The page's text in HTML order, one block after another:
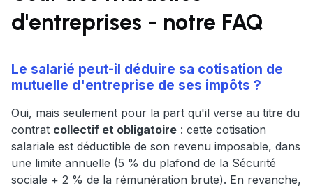
d'entreprises - notre FAQ
Le salarié peut-il déduire sa cotisation de
mutuelle d'entreprise de ses impôts ?
Oui, mais seulement pour la part qu'il verse au titre du
contrat collectif et obligatoire : cette cotisation
salariale est déductible de son revenu imposable, dans
une limite annuelle (5 % du plafond de la Sécurité
sociale + 2 % de la rémunération brute). En revanche,